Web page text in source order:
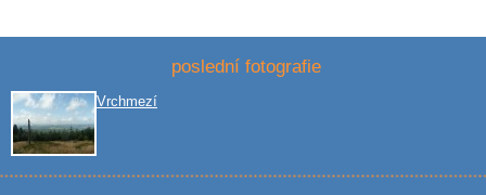
poslední fotografie
Vrchmezí